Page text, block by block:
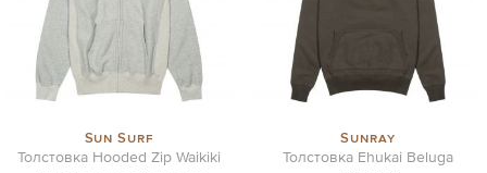
Sun Surf
Толстовка Hooded Zip Waikiki
Sunray
Толстовка Ehukai Beluga